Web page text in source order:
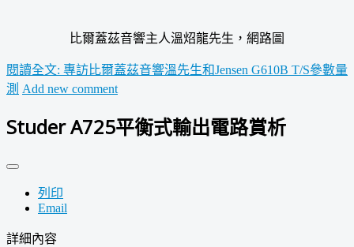
比爾蓋茲音響主人溫炤龍先生，網路圖
閱讀全文: 專訪比爾蓋茲音響溫先生和Jensen G610B T/S參數量
測 Add new comment
Studer A725平衡式輸出電路賞析
列印
Email
詳細內容